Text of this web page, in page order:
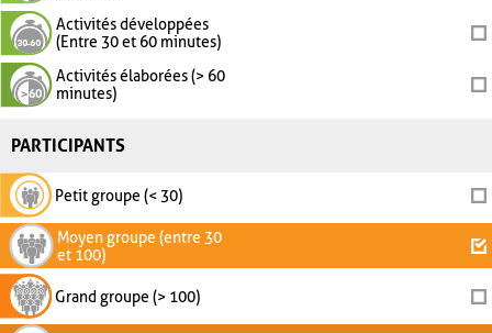
Activités développées
(Entre 30 et 60 minutes)
Activités élaborées (> 60
minutes)
PARTICIPANTS
Petit groupe (< 30)
Moyen groupe (entre 30
et 100)
Grand groupe (> 100)